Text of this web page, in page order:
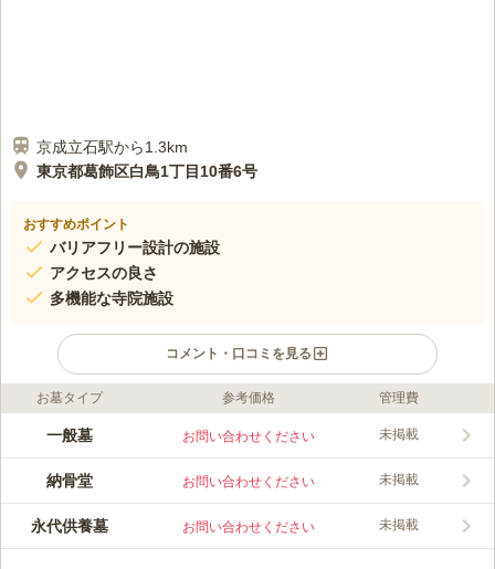
京成立石駅から1.3km
東京都葛飾区白鳥1丁目10番6号
おすすめポイント
バリアフリー設計の施設
アクセスの良さ
多機能な寺院施設
コメント・口コミを見る
口コミ評価
この霊園はまだ誰からも評価されていません。
お墓タイプ 参考価格 管理費
一般墓 お問い合わせください 未掲載
納骨堂 お問い合わせください 未掲載
永代供養墓 お問い合わせください 未掲載